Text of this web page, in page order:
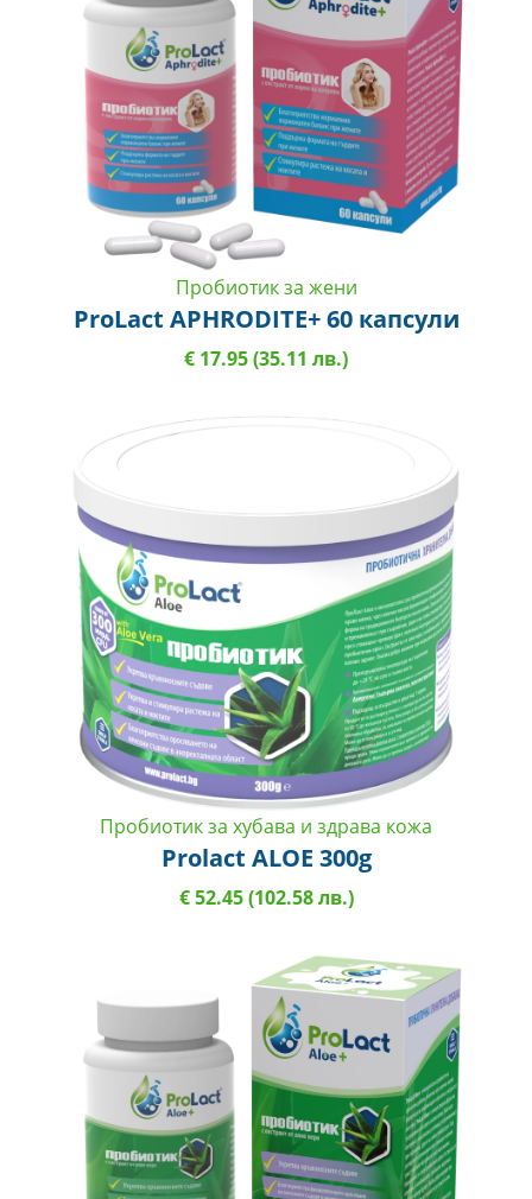
Пробиотик за жени
ProLact APHRODITE+ 60 капсули
€ 17.95 (35.11 лв.)
Пробиотик за хубава и здрава кожа
Prolact ALOE 300g
€ 52.45 (102.58 лв.)